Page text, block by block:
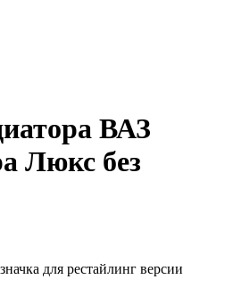
ВАЗ
Люкс без
для рестайлинг версии